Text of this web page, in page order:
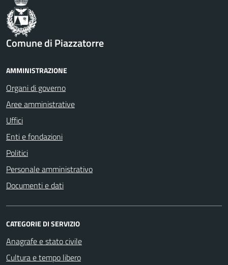
Comune di Piazzatorre
AMMINISTRAZIONE
Organi di governo
Aree amministrative
Uffici
Enti e fondazioni
Politici
Personale amministrativo
Documenti e dati
CATEGORIE DI SERVIZIO
Anagrafe e stato civile
Cultura e tempo libero